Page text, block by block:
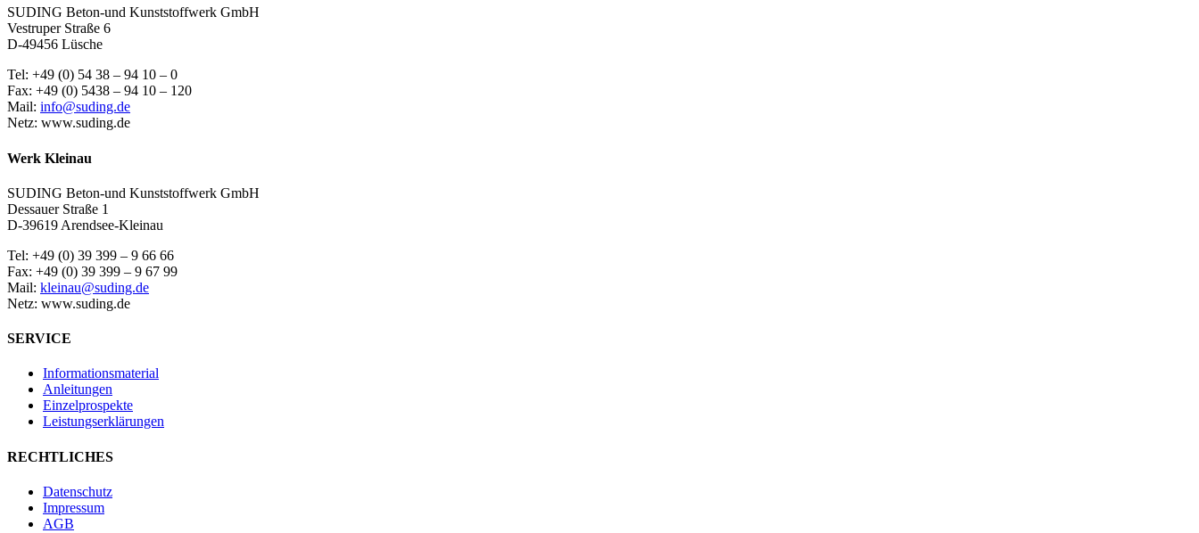
SUDING Beton-und Kunststoffwerk GmbH
Vestruper Straße 6
D-49456 Lüsche
Tel: +49 (0) 54 38 – 94 10 – 0
Fax: +49 (0) 5438 – 94 10 – 120
Mail: info@suding.de
Netz: www.suding.de
Werk Kleinau
SUDING Beton-und Kunststoffwerk GmbH
Dessauer Straße 1
D-39619 Arendsee-Kleinau
Tel: +49 (0) 39 399 – 9 66 66
Fax: +49 (0) 39 399 – 9 67 99
Mail: kleinau@suding.de
Netz: www.suding.de
SERVICE
Informationsmaterial
Anleitungen
Einzelprospekte
Leistungserklärungen
RECHTLICHES
Datenschutz
Impressum
AGB